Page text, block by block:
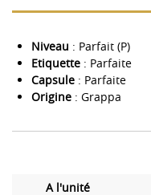
Niveau : Parfait (P)
Etiquette : Parfaite
Capsule : Parfaite
Origine : Grappa
A l'unité